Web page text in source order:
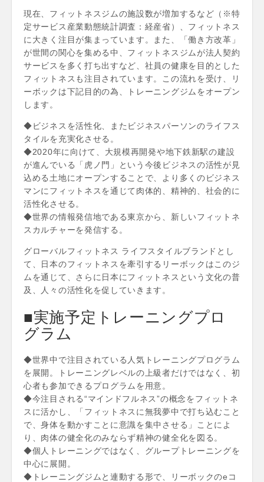
現在、フィットネスジムの施設数が増加するなど（※特
定サービス産業動態統計調査：経産省）、フィットネス
に大きく注目が集まっています。また、「働き方改革」
が世間の関心を集める中、フィットネスジムが法人契約
サービスを多く打ち出すなど、社員の健康を目的とした
フィットネスも注目されています。この流れを受け、リ
ーボックは下記目的の為、トレーニングジムをオープン
します。
◆ビジネスを活性化、またビジネスパーソンのライフス
タイルを充実化させる。
◆2020年に向けて、大規模再開発や地下鉄新駅の建設
が進んでいる「虎ノ門」という今後ビジネスの活性が見
込める土地にオープンすることで、より多くのビジネス
マンにフィットネスを通じて肉体的、精神的、社会的に
活性化させる。
◆世界の情報発信地である東京から、新しいフィットネ
スカルチャーを発信する。
グローバルフィットネス ライフスタイルブランドとし
て、日本のフィットネスを牽引するリーボックはこのジ
ムを通じて、さらに日本にフィットネスという文化の普
及、人々の活性化を促していきます。
■実施予定トレーニングプロ
グラム
◆世界中で注目されている人気トレーニングプログラム
を展開。トレーニングレベルの上級者だけではなく、初
心者も参加できるプログラムを用意。
◆今注目される“マインドフルネス”の概念をフィットネ
スに活かし、「フィットネスに無我夢中で打ち込むこと
で、身体を動かすことに意識を集中させる」ことによ
り、肉体の健全化のみならず精神の健全化を図る。
◆個人トレーニングではなく、グループトレーニングを
中心に展開。
◆トレーニングジムと連動する形で、リーボックのeコ